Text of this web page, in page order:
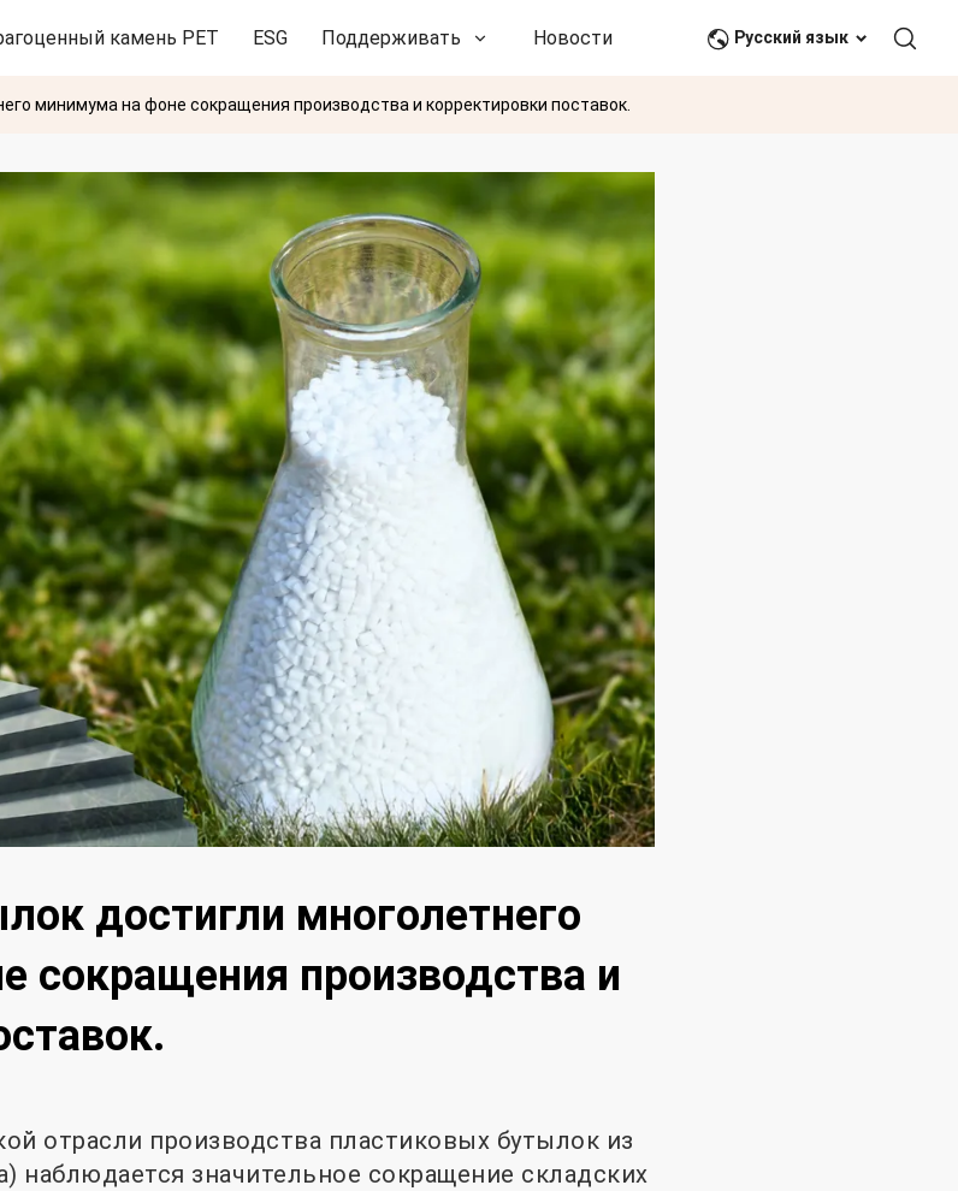
камень PET ESG Поддерживать Новости и события Связаться с нами
Русский язык
минимума на фоне сокращения производства и корректировки поставок.
достигли многолетнего
сокращения производства и
отрасли производства пластиковых бутылок из
наблюдается значительное сокращение складских